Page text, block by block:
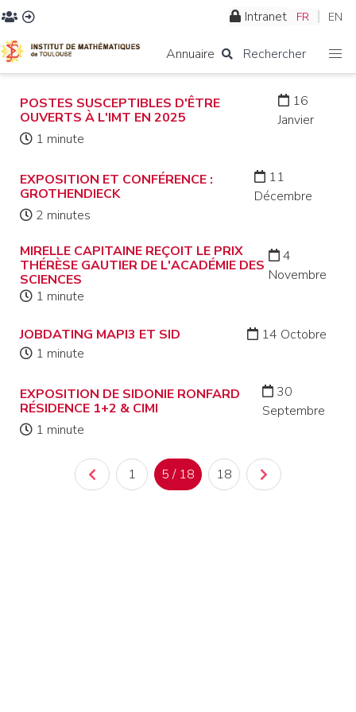
Intranet FR EN
Annuaire Rechercher
POSTES SUSCEPTIBLES D'ÊTRE
OUVERTS À L'IMT EN 2025
16
Janvier
1 minute
EXPOSITION ET CONFÉRENCE :
GROTHENDIECK
11
Décembre
2 minutes
MIRELLE CAPITAINE REÇOIT LE PRIX
THÉRÈSE GAUTIER DE L'ACADÉMIE DES
SCIENCES
4
Novembre
1 minute
JOBDATING MAPI3 ET SID
14 Octobre
1 minute
EXPOSITION DE SIDONIE RONFARD
RÉSIDENCE 1+2 & CIMI
30
Septembre
1 minute
1 5 / 18 18